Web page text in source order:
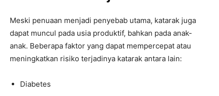
Meski penuaan menjadi penyebab utama, katarak juga
dapat muncul pada usia produktif, bahkan pada anak-
anak. Beberapa faktor yang dapat mempercepat atau
meningkatkan risiko terjadinya katarak antara lain:
Diabetes